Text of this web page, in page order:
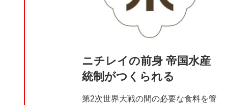
ニチレイの前身 帝国水産
統制がつくられる
第2次世界大戦の間の必要な食料を管